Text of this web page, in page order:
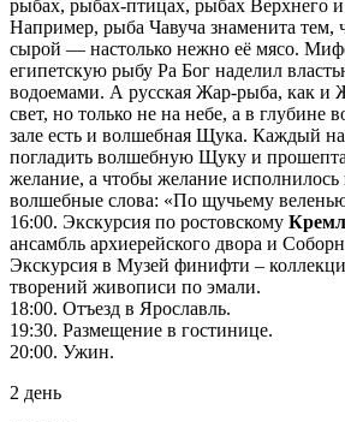
рыбах, рыбах-птицах, рыбах Верхнего
Например, рыба Чавуча знаменита тем,
сырой — настолько нежно её мясо.
египетскую рыбу Ра Бог наделил
водоемами. А русская Жар-рыба, как и
свет, но только не на небе, а в глубине
зале есть и волшебная Щука. Каждый
погладить волшебную Щуку и
желание, а чтобы желание исполнилось
волшебные слова: «По щучьему
16:00. Экскурсия по ростовскому
ансамбль архиерейского двора и
Экскурсия в Музей финифти –
творений живописи по эмали.
18:00. Отъезд в Ярославль.
19:30. Размещение в гостинице.
20:00. Ужин.
2 день